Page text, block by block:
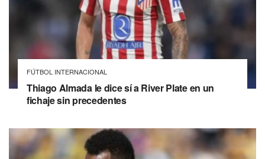
FÚTBOL INTERNACIONAL
Thiago Almada le dice sí a River Plate en un
fichaje sin precedentes